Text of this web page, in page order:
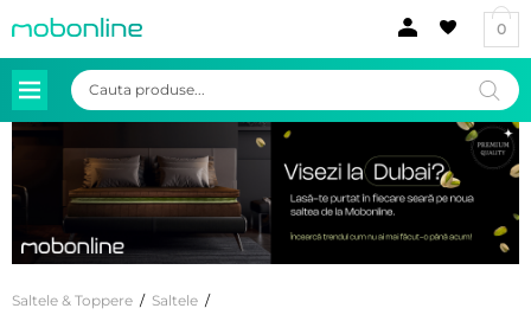
0
Products
search
Saltele & Toppere / Saltele /